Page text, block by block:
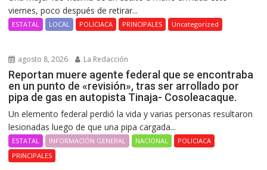
viernes, poco después de retirar...
ESTATAL LOCAL POLICIACA PRINCIPALES Uncategorized
agosto 8, 2026 La Redacción
Reportan muere agente federal que se encontraba
en un punto de «revisión», tras ser arrollado por
pipa de gas en autopista Tinaja- Cosoleacaque.
Un elemento federal perdió la vida y varias personas resultaron
lesionadas luego de que una pipa cargada...
ESTATAL INFORMACIÓN GENERAL NACIONAL
POLICIACA
PRINCIPALES